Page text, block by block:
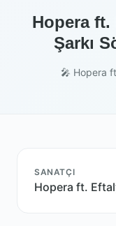
Hopera ft.
Şarkı
🎤 Hopera
SANATÇI
Hopera ft.